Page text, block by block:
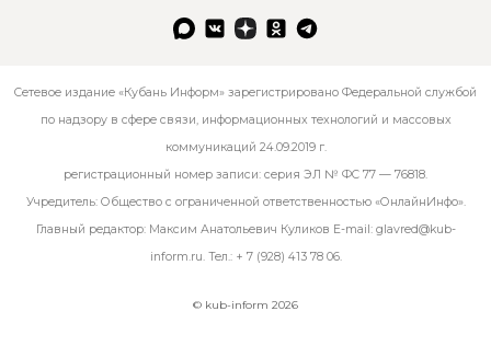
Сетевое издание «Кубань Информ» зарегистрировано Федеральной службой
по надзору в сфере связи, информационных технологий и массовых
коммуникаций 24.09.2019 г.
регистрационный номер записи: серия ЭЛ № ФС 77 — 76818.
Учредитель: Общество с ограниченной ответственностью «ОнлайнИнфо».
Главный редактор: Максим Анатольевич Куликов E-mail: glavred@kub-
inform.ru. Тел.: + 7 (928) 413 78 06.
© kub-inform 2026